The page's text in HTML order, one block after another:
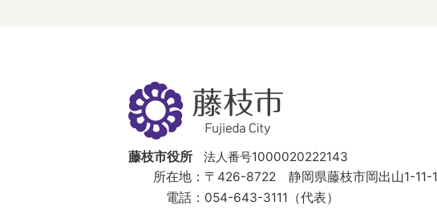
藤
枝
市
Fujieda
City
藤枝市役所
法人番号1000020222143
所在地： 〒426-8722 静岡県藤枝市岡出山1-11-1
電話： 054-643-3111（代表）